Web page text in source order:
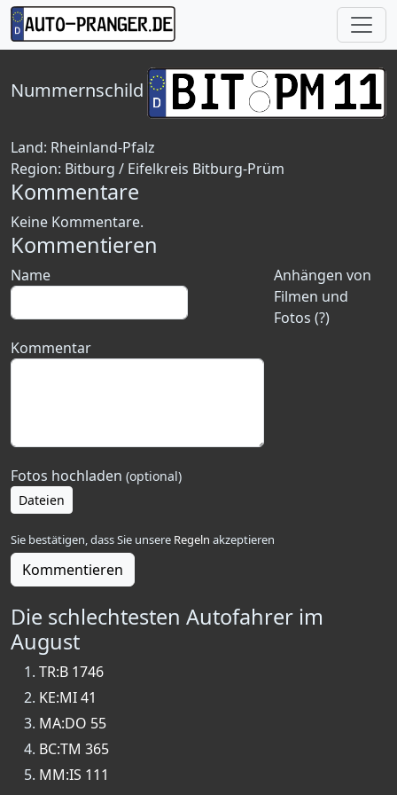
Nummernschild
Land: Rheinland-Pfalz
Region: Bitburg / Eifelkreis Bitburg-Prüm
Kommentare
Keine Kommentare.
Kommentieren
Anhängen von
Filmen und
Fotos (?)
Name
Kommentar
Fotos hochladen (optional)
Dateien
Sie bestätigen, dass Sie unsere Regeln akzeptieren
Kommentieren
Die schlechtesten Autofahrer im
August
TR:B 1746
KE:MI 41
MA:DO 55
BC:TM 365
MM:IS 111